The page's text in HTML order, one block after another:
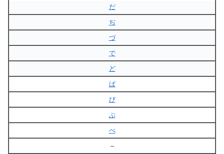
だ
ぢ
づ
で
ど
ば
び
ぶ
べ
–